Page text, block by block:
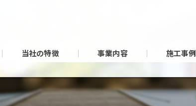
当社の特徴 事業内容 施工事例